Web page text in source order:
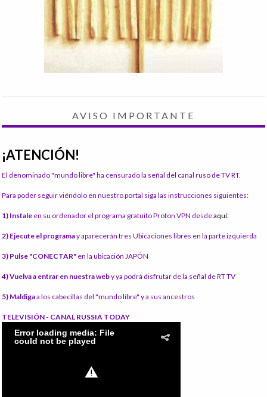
AVISO IMPORTANTE
¡ATENCIÓN!
El denominado "mundo libre" ha censurado la señal del canal ruso de TV RT.
Para poder seguir viéndolo en nuestro portal siga las instrucciones siguientes:
1) Instale en su ordenador el programa gratuito Proton VPN desdeaquí:
2) Ejecute el programay aparecerán tres Ubicaciones libres en la parte izquierda
3) Pulse "CONECTAR" en la ubicación JAPÓN
4) Vuelva a entrar en nuestra weby ya podrá disfrutar de la señal de RT TV
5) Maldigaa los cabecillas del "mundo libre" y a sus ancestros
TELEVISIÓN - CANAL RUSSIA TODAY